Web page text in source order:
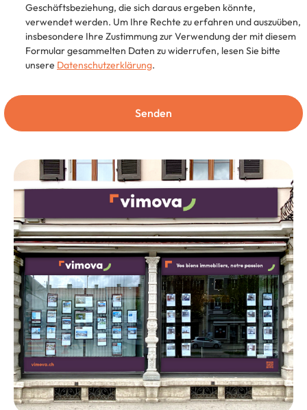
Geschäftsbeziehung, die sich daraus ergeben könnte,
verwendet werden. Um Ihre Rechte zu erfahren und auszuüben,
insbesondere Ihre Zustimmung zur Verwendung der mit diesem
Formular gesammelten Daten zu widerrufen, lesen Sie bitte
unsere Datenschutzerklärung.
Senden